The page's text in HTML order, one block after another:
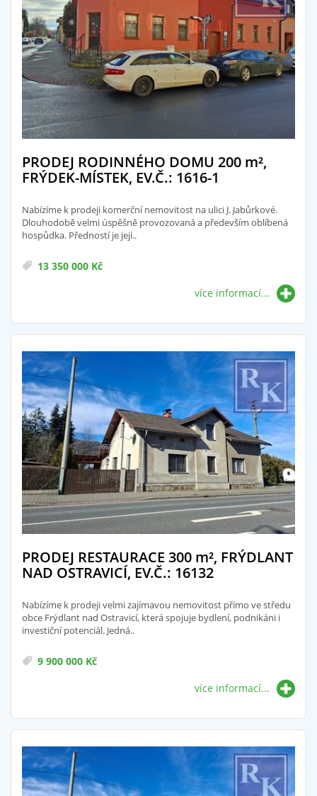
PRODEJ RODINNÉHO DOMU 200 m²,
FRÝDEK-MÍSTEK, EV.Č.: 1616-1
Nabízíme k prodeji komerční nemovitost na ulici J. Jabůrkové.
Dlouhodobě velmi úspěšně provozovaná a především oblíbená
hospůdka. Předností je její..
13 350 000 Kč
více informací...
PRODEJ RESTAURACE 300 m², FRÝDLANT
NAD OSTRAVICÍ, EV.Č.: 16132
Nabízíme k prodeji velmi zajímavou nemovitost přímo ve středu
obce Frýdlant nad Ostravicí, která spojuje bydlení, podnikáni i
investiční potenciál. Jedná..
9 900 000 Kč
více informací...